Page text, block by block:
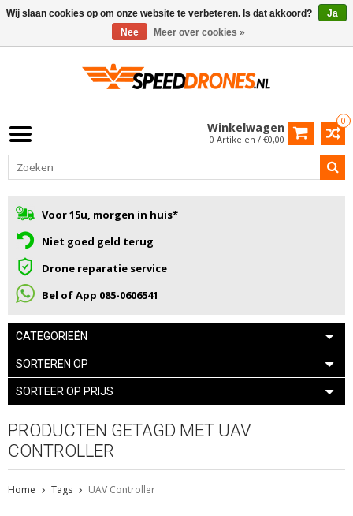
0
Winkelwagen
0 Artikelen / €0,00
Voor 15u, morgen in huis*
Niet goed geld terug
Drone reparatie service
Bel of App 085-0606541
CATEGORIEËN
SORTEREN OP
SORTEER OP PRIJS
PRODUCTEN GETAGD MET UAV
CONTROLLER
Home Tags UAV Controller
Wij slaan cookies op om onze website te verbeteren. Is dat akkoord?
Ja
Nee
Meer over cookies »